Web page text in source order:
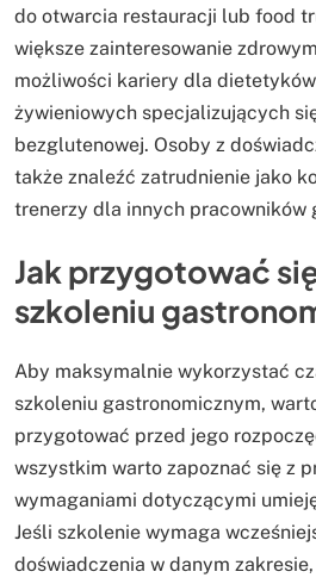
do otwarcia restauracji lub food
większe zainteresowanie
możliwości kariery dla
żywieniowych specjalizujących
bezglutenowej. Osoby z
także znaleźć zatrudnienie jako
trenerzy dla innych pracowników
Jak przygotować
szkoleniu
Aby maksymalnie wykorzystać
szkoleniu gastronomicznym,
przygotować przed jego
wszystkim warto zapoznać się z
wymaganiami dotyczącymi
Jeśli szkolenie wymaga
doświadczenia w danym